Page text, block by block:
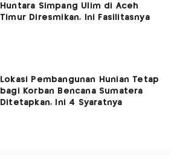
Huntara Simpang Ulim di Aceh
Timur Diresmikan, Ini Fasilitasnya
Lokasi Pembangunan Hunian Tetap
bagi Korban Bencana Sumatera
Ditetapkan, Ini 4 Syaratnya